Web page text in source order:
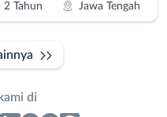
2 Tahun Jawa Tengah
di